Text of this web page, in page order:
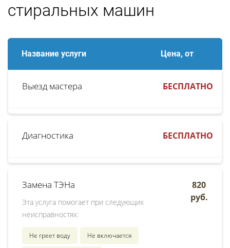
стиральных машин
Название услуги Цена, от
Выезд мастера БЕСПЛАТНО
Диагностика БЕСПЛАТНО
Замена ТЭНа
Эта услуга помогает при следующих
неисправностях:
Не греет воду Не включается
820
руб.